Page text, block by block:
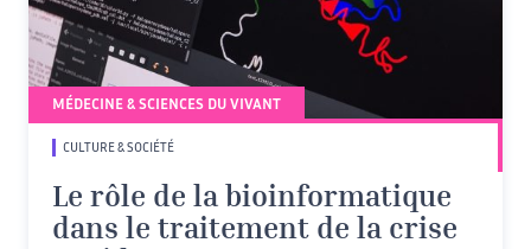
MÉDECINE & SCIENCES DU VIVANT
CULTURE & SOCIÉTÉ
Le rôle de la bioinformatique
dans le traitement de la crise